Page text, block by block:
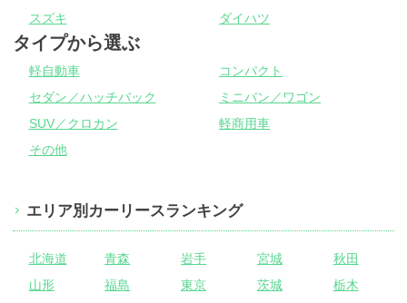
スズキ
ダイハツ
タイプから選ぶ
軽自動車
コンパクト
セダン／ハッチバック
ミニバン／ワゴン
SUV／クロカン
軽商用車
その他
エリア別カーリースランキング
北海道 青森 岩手 宮城
秋田
山形
福島 東京 茨城
栃木